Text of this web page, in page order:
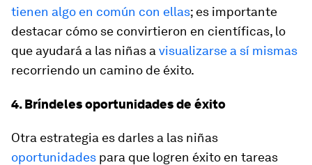
tienen algo en común con ellas; es importante
destacar cómo se convirtieron en científicas, lo
que ayudará a las niñas a visualizarse a sí mismas
recorriendo un camino de éxito.
4. Bríndeles oportunidades de éxito
Otra estrategia es darles a las niñas
oportunidades para que logren éxito en tareas